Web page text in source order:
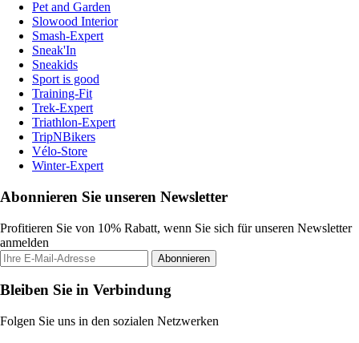
Pet and Garden
Slowood Interior
Smash-Expert
Sneak'In
Sneakids
Sport is good
Training-Fit
Trek-Expert
Triathlon-Expert
TripNBikers
Vélo-Store
Winter-Expert
Abonnieren Sie unseren Newsletter
Profitieren Sie von 10% Rabatt, wenn Sie sich für unseren Newsletter
anmelden
Abonnieren
Bleiben Sie in Verbindung
Folgen Sie uns in den sozialen Netzwerken